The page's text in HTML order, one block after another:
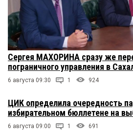
Сергея МАХОРИНА сразу же
пограничного управления в
6 августа 09:30 1 924
ЦИК определила очередность
избирательном бюллетене на
6 августа 09:00 1 691